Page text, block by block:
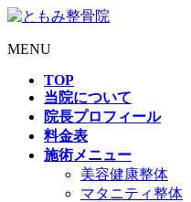
MENU
TOP
当院について
院長プロフィール
料金表
施術メニュー
美容健康整体
マタニティ整体